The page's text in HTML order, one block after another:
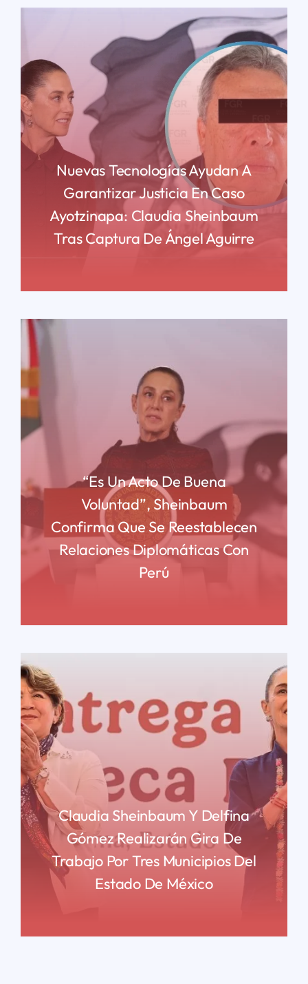
Nuevas Tecnologías Ayudan A
Garantizar Justicia En Caso
Ayotzinapa: Claudia Sheinbaum
Tras Captura De Ángel Aguirre
“Es Un Acto De Buena
Voluntad”, Sheinbaum
Confirma Que Se Reestablecen
Relaciones Diplomáticas Con
Perú
Claudia Sheinbaum Y Delfina
Gómez Realizarán Gira De
Trabajo Por Tres Municipios Del
Estado De México